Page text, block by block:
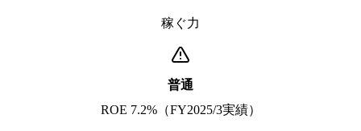
稼ぐ力
普通
ROE 7.2%（FY2025/3実績）